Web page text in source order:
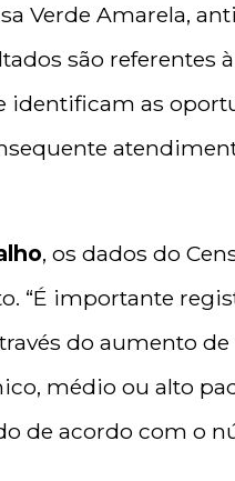
Verde Amarela,
são referentes
identificam as
, os dados do
“É importante
do aumento de
médio ou alto
de acordo com o